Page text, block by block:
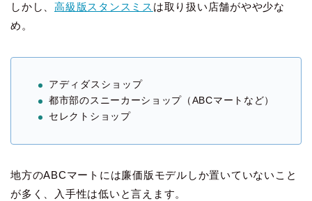
しかし、 高級版スタンスミス は取り扱い店舗がやや少な
め。
アディダスショップ
都市部のスニーカーショップ（ABCマートなど）
セレクトショップ
地方のABCマートには廉価版モデルしか置いていないこと
が多く、入手性は低いと言えます。